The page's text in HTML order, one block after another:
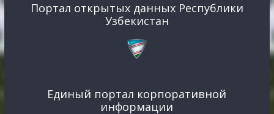
Портал открытых данных Республики
Узбекистан
Единый портал корпоративной
информации